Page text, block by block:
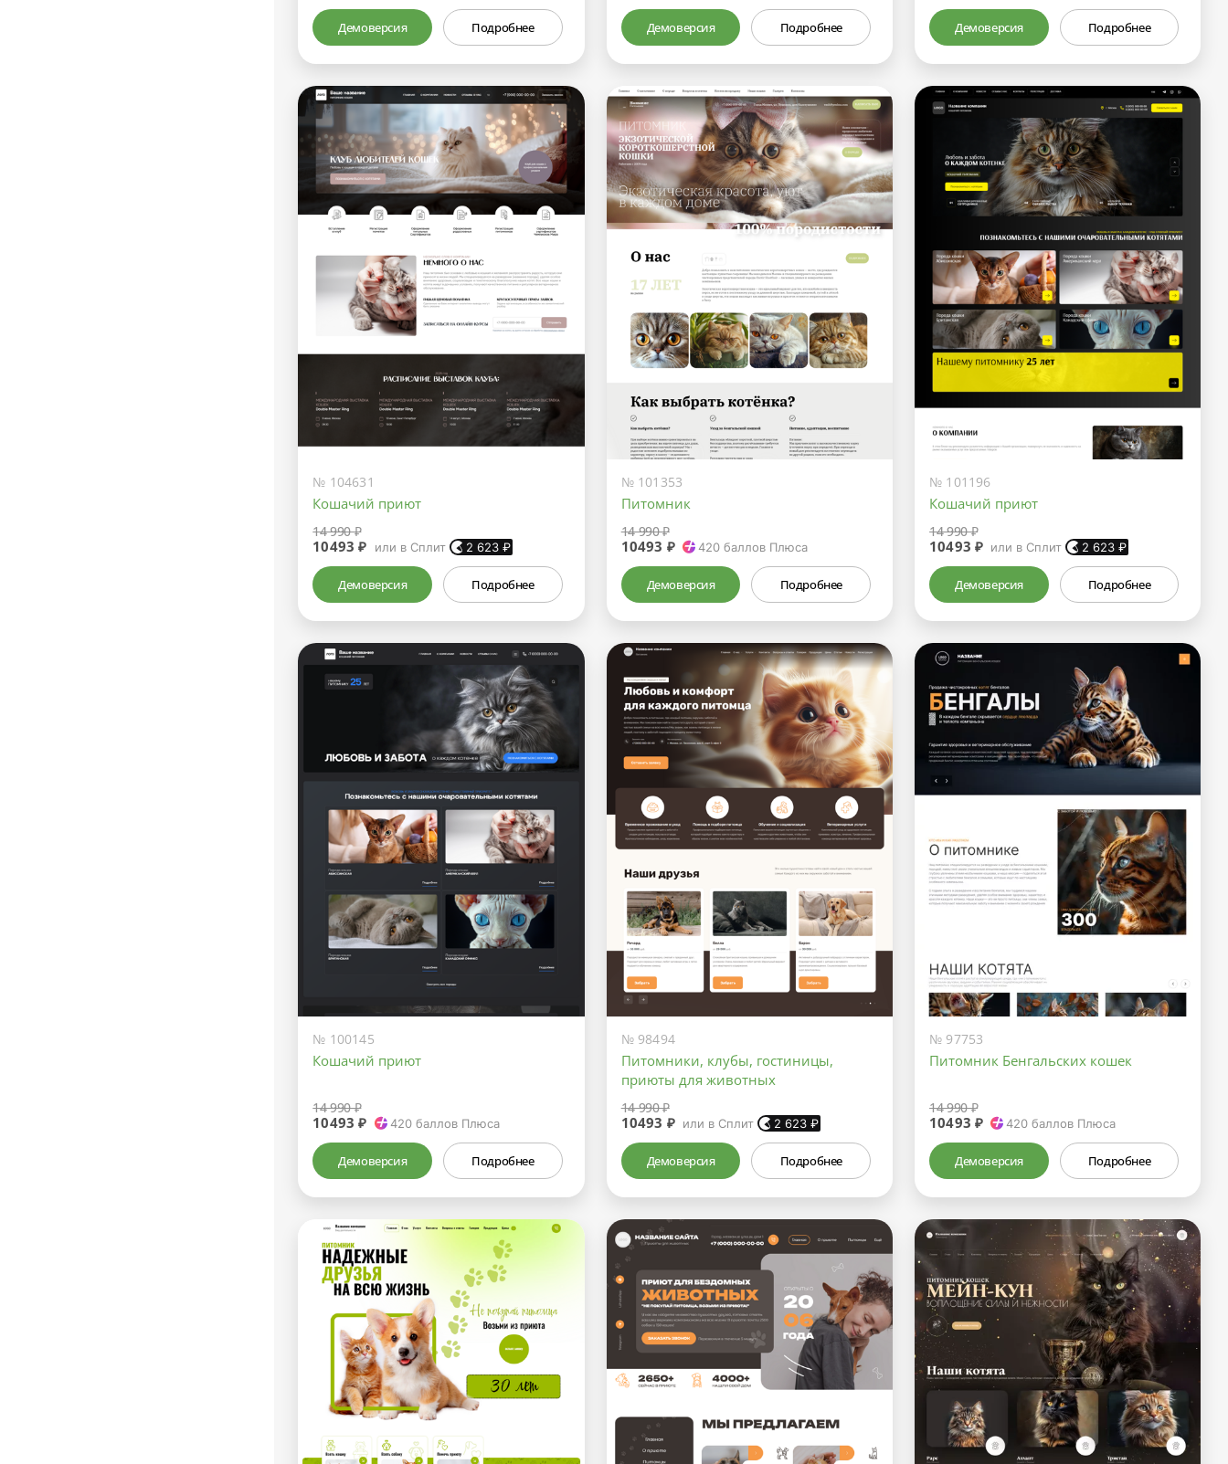
Демоверсия Подробнее Демоверсия Подробнее Демоверсия Подробнее
№ 104631
Кошачий приют
14 990 ₽
10493 ₽ или в Сплит 2 623₽
Демоверсия Подробнее
№ 101353
Питомник
14 990 ₽
10493 ₽ 420 баллов Плюса
Демоверсия Подробнее
№ 101196
Кошачий приют
14 990 ₽
10493 ₽ или в Сплит 2 623 ₽
Демоверсия Подробнее
№ 100145
Кошачий приют
14 990 ₽
10493 ₽ 420баллов Плюса
Демоверсия Подробнее
№ 98494
Питомники, клубы, гостиницы,
приюты для животных
14 990 ₽
10493 ₽ или в Сплит 2 623 ₽
Демоверсия Подробнее
№ 97753
Питомник Бенгальских кошек
14 990 ₽
10493 ₽ 420 баллов Плюса
Демоверсия Подробнее